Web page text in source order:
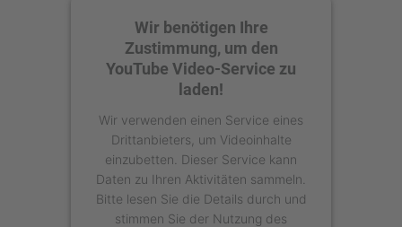
Wir benötigen Ihre
Zustimmung, um den
YouTube Video-Service zu
laden!
Wir verwenden einen Service eines
Drittanbieters, um Videoinhalte
einzubetten. Dieser Service kann
Daten zu Ihren Aktivitäten sammeln.
Bitte lesen Sie die Details durch und
stimmen Sie der Nutzung des